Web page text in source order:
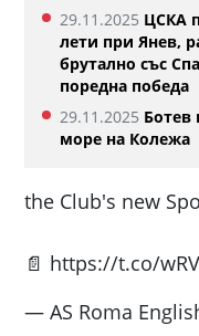
29.11.2025 ЦСКА
лети при Янев,
брутално със
поредна победа
29.11.2025
море на Колежа
the Club's new
📄 https://t.co/
— AS Roma